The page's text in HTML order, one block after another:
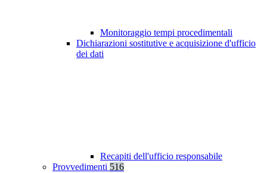
Monitoraggio tempi procedimentali
Dichiarazioni sostitutive e acquisizione d'ufficio
dei dati
Recapiti dell'ufficio responsabile
Provvedimenti 516